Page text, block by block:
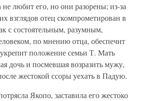
любит его, но они разорены; из-за
взглядов отец скомпрометирован в
с состоятельным, разумным,
по мнению отца, обеспечит
положение семьи Т. Мать
дочь и посмевшая возразить мужу,
жестокой ссоры уехать в Падую.
Якопо, заставила его жестоко